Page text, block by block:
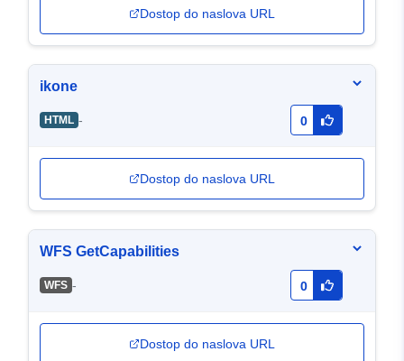
Dostop do naslova URL
ikone
HTML - 0
Dostop do naslova URL
WFS GetCapabilities
WFS - 0
Dostop do naslova URL